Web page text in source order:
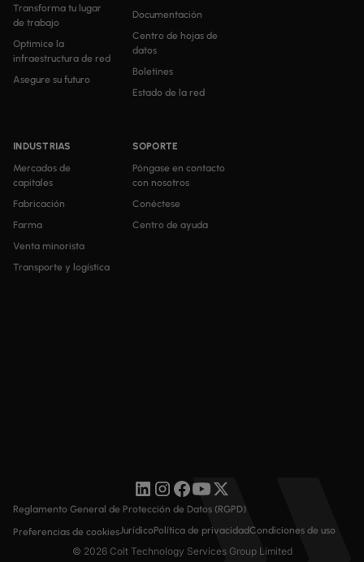
Transforma tu lugar
de trabajo
Optimice la
infraestructura de red
Asegure su futuro
INDUSTRIAS
Mercados de
capitales
Fabricación
Farma
Venta minorista
Transporte y logística
Documentación
Centro de hojas de
datos
Boletines
Estado de la red
SOPORTE
Póngase en contacto
con nosotros
Conéctese
Centro de ayuda
© 2026 Colt Technology Services Group Limited
Reglamento General de Protección de Datos (RGPD)
Preferencias de cookiesJurídicoPolítica de privacidadCondiciones de uso